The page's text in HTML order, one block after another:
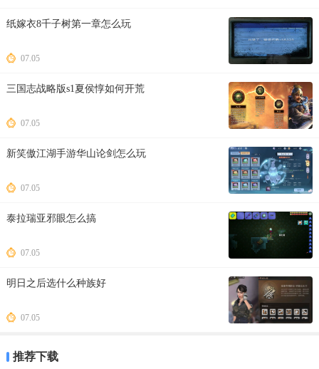
纸嫁衣8千子树第一章怎么玩
07.05
三国志战略版s1夏侯惇如何开荒
07.05
新笑傲江湖手游华山论剑怎么玩
07.05
泰拉瑞亚邪眼怎么搞
07.05
明日之后选什么种族好
07.05
推荐下载